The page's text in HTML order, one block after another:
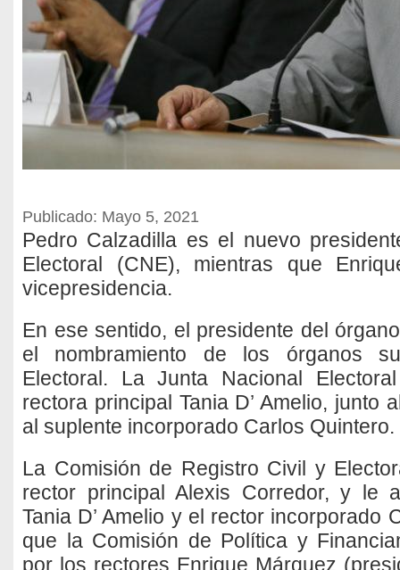
Publicado: Mayo 5, 2021
Pedro Calzadilla es el nuevo
Electoral (CNE), mientras que
vicepresidencia.
En ese sentido, el presidente del
el nombramiento de los órganos
Electoral. La Junta Nacional
rectora principal Tania D’ Amelio, junto
al suplente incorporado Carlos Quintero.
La Comisión de Registro Civil y
rector principal Alexis Corredor, y le
Tania D’ Amelio y el rector incorporado
que la Comisión de Política y
por los rectores Enrique Márquez